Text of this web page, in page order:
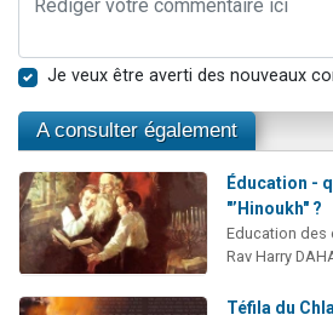
Je veux être averti des nouveaux
A consulter également
Éducation -
"’Hinoukh" ?
Education des
Rav Harry
Téfila du